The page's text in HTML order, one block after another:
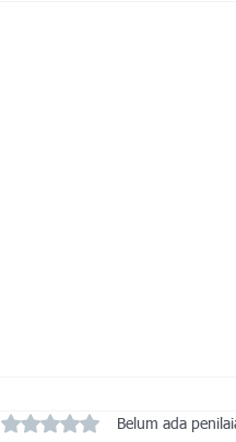
Dinilai 0 dari 5 bintang.
Belum ada